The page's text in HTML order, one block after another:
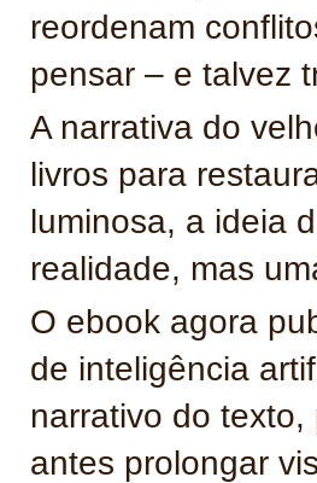
reordenam
pensar – e talvez
A narrativa do
livros para
luminosa, a ideia
realidade, mas
O ebook agora
de inteligência
narrativo do
antes prolongar